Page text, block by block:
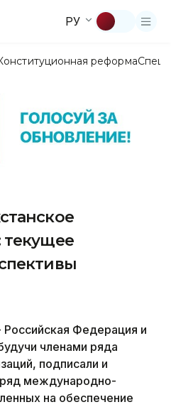
РУ
реформа
текущее
Федерация и
членами ряда
подписали и
международно-
на обеспечение